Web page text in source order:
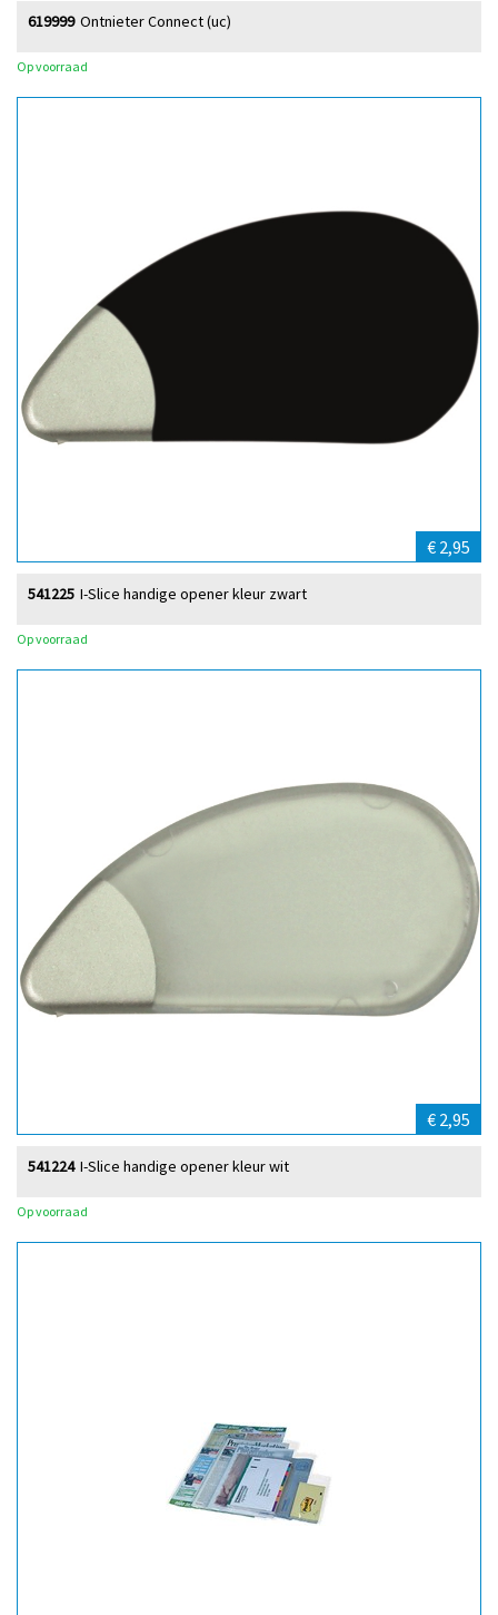
Ontnieter Connect (uc)
619999
Op voorraad
€ 2,95
I-Slice handige opener kleur zwart
541225
Op voorraad
€ 2,95
I-Slice handige opener kleur wit
541224
Op voorraad